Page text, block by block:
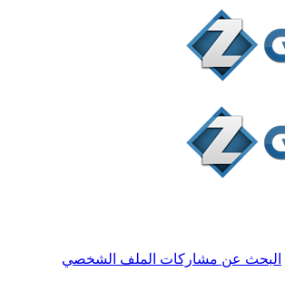
البحث عن مشاركات الملف الشخصي